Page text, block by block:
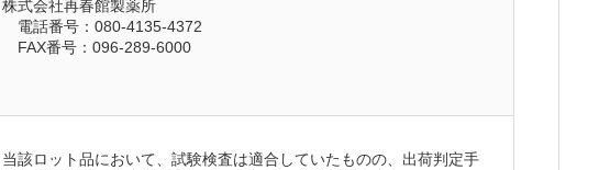
株式会社再春館製薬所
電話番号：080-4135-4372
FAX番号：096-289-6000
当該ロット品において、試験検査は適合していたものの、出荷判定手